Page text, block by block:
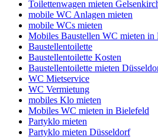
Toilettenwagen mieten
mobile WC Anlagen mieten
mobile WCs mieten
Mobiles Baustellen WC mieten in
Baustellentoilette
Baustellentoilette Kosten
Baustellentoilette mieten
WC Mietservice
WC Vermietung
mobiles Klo mieten
Mobiles WC mieten in Bielefeld
Partyklo mieten
Partyklo mieten Düsseldorf